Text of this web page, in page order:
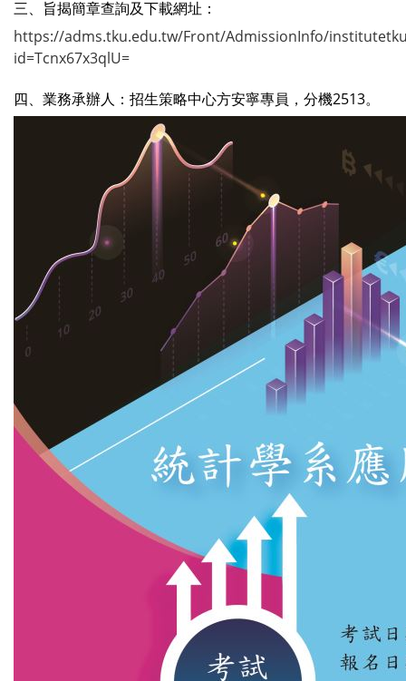
三、旨揭簡章查詢及下載網址：
https://adms.tku.edu.tw/Front/AdmissionInfo/
id=Tcnx67x3qlU=
四、業務承辦人：招生策略中心方安寧專員，分機2513。